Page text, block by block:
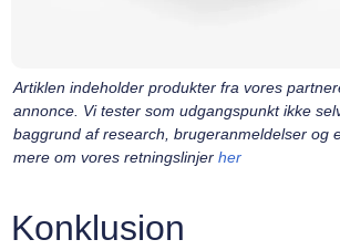
Artiklen indeholder produkter fra vores
annonce. Vi tester som udgangspunkt ikke
baggrund af research, brugeranmeldelser
mere om vores retningslinjer her
Konklusion